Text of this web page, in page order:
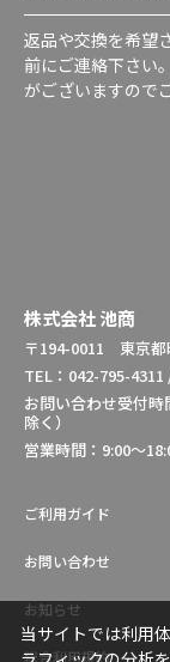
返品や交換を希望
前にご連絡下さい
がございますので
株式会社 池商
〒194-0011 東京都
TEL：042-795-4311
お問い合わせ受付
除く）
営業時間：9:00～
ご利用ガイド
お問い合わせ
お知らせ
総合利用規約
当サイトでは利用